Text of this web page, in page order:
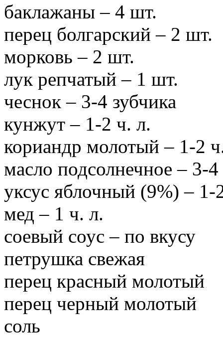
баклажаны – 4 шт.
перец болгарский – 2 шт.
морковь – 2 шт.
лук репчатый – 1 шт.
чеснок – 3-4 зубчика
кунжут – 1-2 ч. л.
кориандр молотый – 1-2
масло подсолнечное – 3-4
уксус яблочный (9%) – 1-
мед – 1 ч. л.
соевый соус – по вкусу
петрушка свежая
перец красный молотый
перец черный молотый
соль